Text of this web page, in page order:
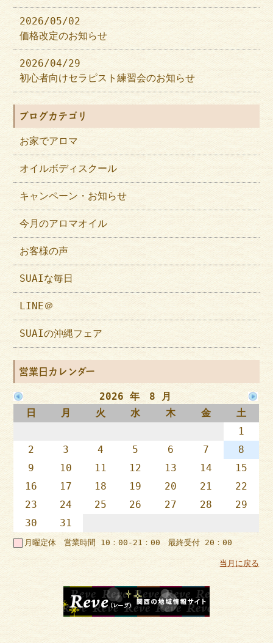
2026/05/02
価格改定のお知らせ
2026/04/29
初心者向けセラピスト練習会のお知らせ
ブログカテゴリ
お家でアロマ
オイルボディスクール
キャンペーン・お知らせ
今月のアロマオイル
お客様の声
SUAIな毎日
LINE＠
SUAIの沖縄フェア
営業日カレンダー
2026 年 8 月
日
月 火 水 木 金
土
1
2
3 4 5 6 7
8
9
10 11 12 13 14
15
16
17 18 19 20 21
22
23
24 25 26 27 28
29
30
31
月曜定休 営業時間 10：00-21：00 最終受付 20：00
当月に戻る